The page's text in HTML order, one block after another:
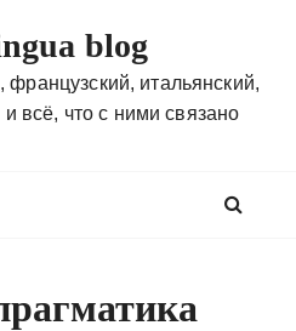
blog
французский, итальянский,
и всё, что с ними связано